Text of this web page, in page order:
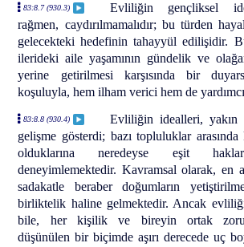
83:8.7 (930.3)
Evliliğin gençliksel
rağmen, caydırılmamalıdır; bu türden
gelecekteki hedefinin tahayyül edilişidir.
ilerideki aile yaşamının gündelik ve
yerine getirilmesi karşısında bir
koşuluyla, hem ilham verici hem de
83:8.8 (930.4)
Evliliğin idealleri, yakın
gelişme gösterdi; bazı topluluklar
olduklarına neredeyse eşit
deneyimlemektedir. Kavramsal olarak, en
sadakatle beraber doğumların
birliktelik haline gelmektedir. Ancak
bile, her kişilik ve bireyin ortak
düşünülen bir biçimde aşırı derecede uç